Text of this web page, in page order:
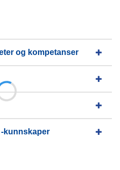
og kompetanser
kunnskaper